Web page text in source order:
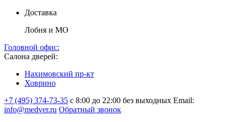
Доставка
Лобня и МО
Головной офис:
Салона дверей:
Нахимовский пр-кт
Ховрино
+7 (495) 374-73-35 с 8:00 до 22:00 без выходных Email:
info@medver.ru Обратный звонок